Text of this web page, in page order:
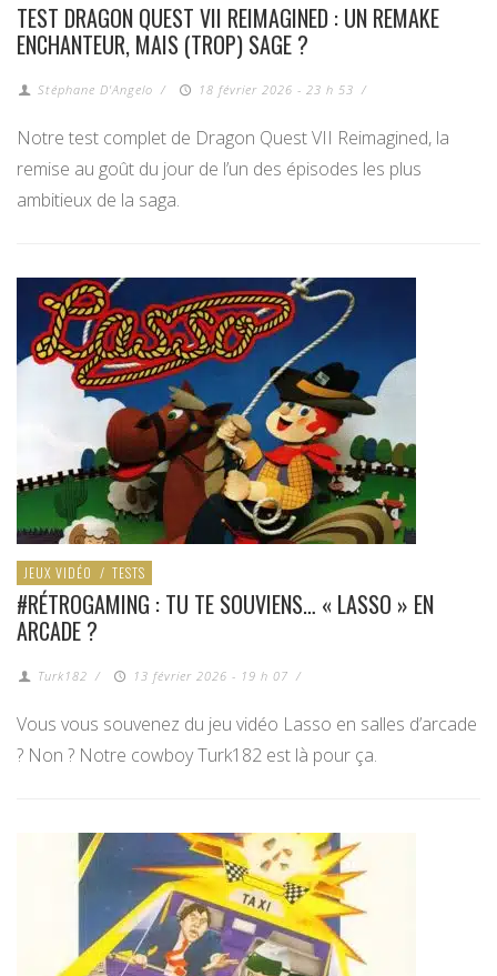
TEST DRAGON QUEST VII REIMAGINED : UN REMAKE
ENCHANTEUR, MAIS (TROP) SAGE ?
Stéphane D'Angelo / 18 février 2026 - 23 h 53 /
Notre test complet de Dragon Quest VII Reimagined, la
remise au goût du jour de l’un des épisodes les plus
ambitieux de la saga.
JEUX VIDÉO / TESTS
#RÉTROGAMING : TU TE SOUVIENS… « LASSO » EN
ARCADE ?
Turk182 / 13 février 2026 - 19 h 07 /
Vous vous souvenez du jeu vidéo Lasso en salles d’arcade
? Non ? Notre cowboy Turk182 est là pour ça.